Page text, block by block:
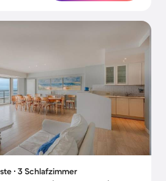
∙ 3 Schlafzimmer